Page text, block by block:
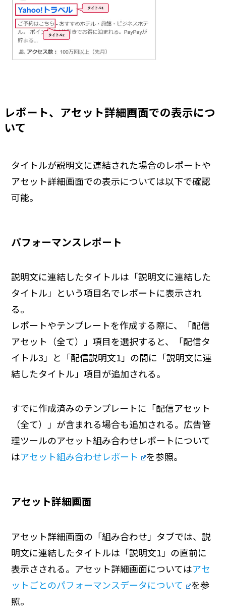
レポート、アセット詳細画面での表示につ
いて
タイトルが説明文に連結された場合のレポートや
アセット詳細画面での表示については以下で確認
可能。
パフォーマンスレポート
説明文に連結したタイトルは「説明文に連結した
タイトル」という項目名でレポートに表示され
る。
レポートやテンプレートを作成する際に、「配信
アセット（全て）」項目を選択すると、「配信タ
イトル3」と「配信説明文1」の間に「説明文に連
結したタイトル」項目が追加される。
すでに作成済みのテンプレートに「配信アセット
（全て）」が含まれる場合も追加される。広告管
理ツールのアセット組み合わせレポートについて
はアセット組み合わせレポート を参照。
アセット詳細画面
アセット詳細画面の「組み合わせ」タブでは、説
明文に連結したタイトルは「説明文1」の直前に
表示さされる。アセット詳細画面についてはアセ
ットごとのパフォーマンスデータについて
を参
照。